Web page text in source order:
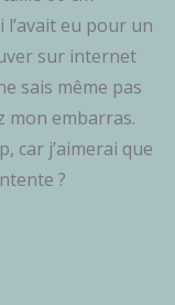
l’avait eu pour un
sur internet
sais même pas
mon embarras.
car j’aimerai que
?